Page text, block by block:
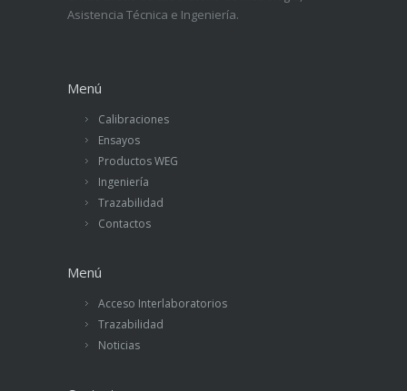
Asistencia Técnica e Ingeniería.
Menú
Calibraciones
Ensayos
Productos WEG
Ingeniería
Trazabilidad
Contactos
Menú
Acceso Interlaboratorios
Trazabilidad
Noticias